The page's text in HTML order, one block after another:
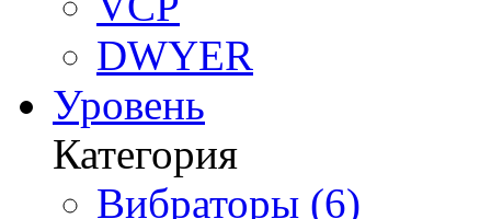
DWYER
Уровень
Категория
Вибраторы (6)